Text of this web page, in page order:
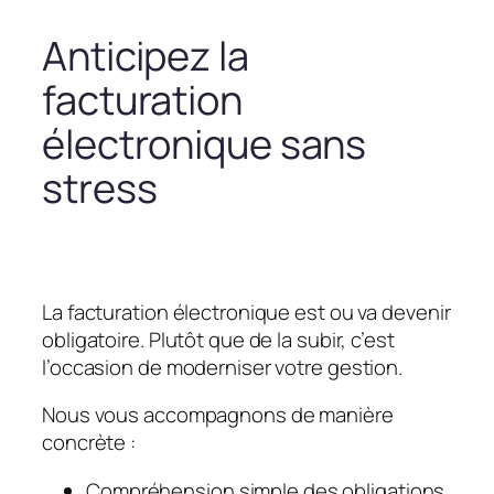
Anticipez la
facturation
électronique sans
stress
La facturation électronique est ou va devenir
obligatoire. Plutôt que de la subir, c’est
l’occasion de moderniser votre gestion.
Nous vous accompagnons de manière
concrète :